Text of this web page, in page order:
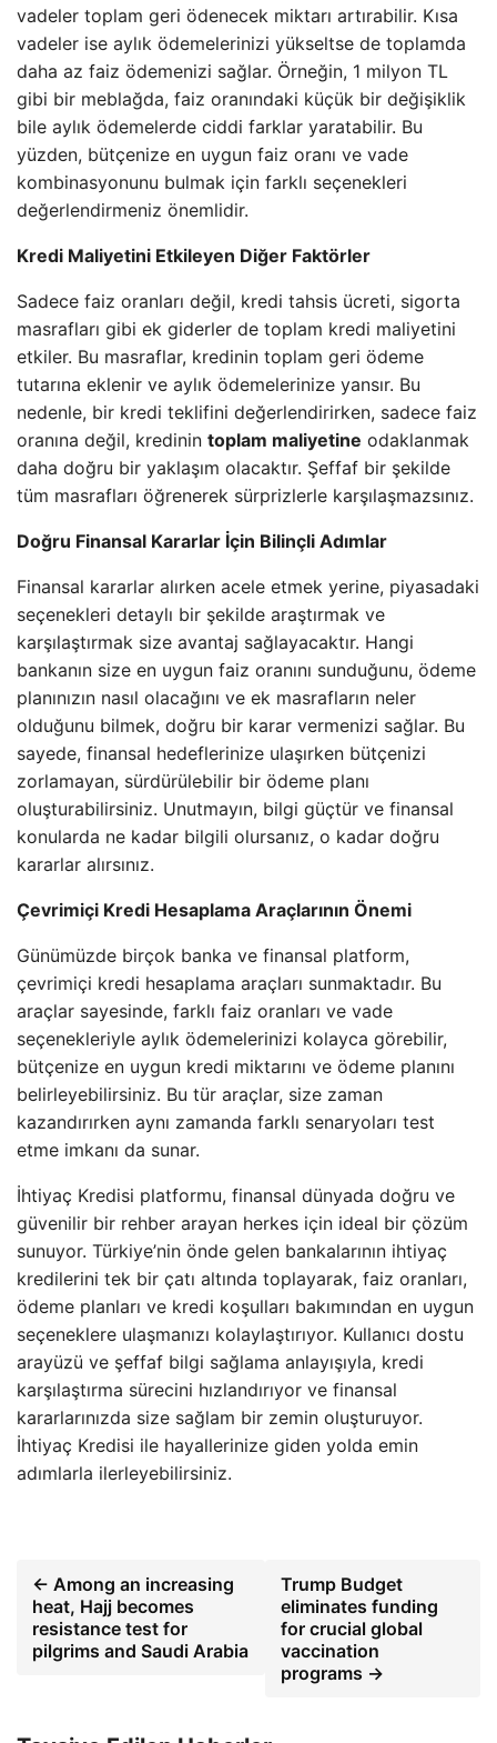
vadeler toplam geri ödenecek miktarı artırabilir. Kısa
vadeler ise aylık ödemelerinizi yükseltse de toplamda
daha az faiz ödemenizi sağlar. Örneğin, 1 milyon TL
gibi bir meblağda, faiz oranındaki küçük bir değişiklik
bile aylık ödemelerde ciddi farklar yaratabilir. Bu
yüzden, bütçenize en uygun faiz oranı ve vade
kombinasyonunu bulmak için farklı seçenekleri
değerlendirmeniz önemlidir.
Kredi Maliyetini Etkileyen Diğer Faktörler
Sadece faiz oranları değil, kredi tahsis ücreti, sigorta
masrafları gibi ek giderler de toplam kredi maliyetini
etkiler. Bu masraflar, kredinin toplam geri ödeme
tutarına eklenir ve aylık ödemelerinize yansır. Bu
nedenle, bir kredi teklifini değerlendirirken, sadece faiz
oranına değil, kredinin toplam maliyetine odaklanmak
daha doğru bir yaklaşım olacaktır. Şeffaf bir şekilde
tüm masrafları öğrenerek sürprizlerle karşılaşmazsınız.
Doğru Finansal Kararlar İçin Bilinçli Adımlar
Finansal kararlar alırken acele etmek yerine, piyasadaki
seçenekleri detaylı bir şekilde araştırmak ve
karşılaştırmak size avantaj sağlayacaktır. Hangi
bankanın size en uygun faiz oranını sunduğunu, ödeme
planınızın nasıl olacağını ve ek masrafların neler
olduğunu bilmek, doğru bir karar vermenizi sağlar. Bu
sayede, finansal hedeflerinize ulaşırken bütçenizi
zorlamayan, sürdürülebilir bir ödeme planı
oluşturabilirsiniz. Unutmayın, bilgi güçtür ve finansal
konularda ne kadar bilgili olursanız, o kadar doğru
kararlar alırsınız.
Çevrimiçi Kredi Hesaplama Araçlarının Önemi
Günümüzde birçok banka ve finansal platform,
çevrimiçi kredi hesaplama araçları sunmaktadır. Bu
araçlar sayesinde, farklı faiz oranları ve vade
seçenekleriyle aylık ödemelerinizi kolayca görebilir,
bütçenize en uygun kredi miktarını ve ödeme planını
belirleyebilirsiniz. Bu tür araçlar, size zaman
kazandırırken aynı zamanda farklı senaryoları test
etme imkanı da sunar.
İhtiyaç Kredisi platformu, finansal dünyada doğru ve
güvenilir bir rehber arayan herkes için ideal bir çözüm
sunuyor. Türkiye’nin önde gelen bankalarının ihtiyaç
kredilerini tek bir çatı altında toplayarak, faiz oranları,
ödeme planları ve kredi koşulları bakımından en uygun
seçeneklere ulaşmanızı kolaylaştırıyor. Kullanıcı dostu
arayüzü ve şeffaf bilgi sağlama anlayışıyla, kredi
karşılaştırma sürecini hızlandırıyor ve finansal
kararlarınızda size sağlam bir zemin oluşturuyor.
İhtiyaç Kredisi ile hayallerinize giden yolda emin
adımlarla ilerleyebilirsiniz.
← Among an increasing
heat, Hajj becomes
resistance test for
pilgrims and Saudi Arabia
Trump Budget
eliminates funding
for crucial global
vaccination
programs →